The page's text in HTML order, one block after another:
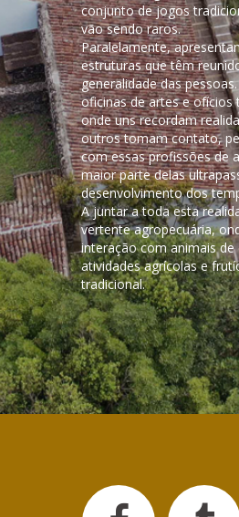
conjunto de jogos
vão sendo raros.
Paralelamente,
estruturas que têm
generalidade das
oficinas de artes e ofícios
onde uns recordam
outros tomam contato,
com essas profissões de
maior parte delas
desenvolvimento dos
A juntar a toda esta
vertente agropecuária,
interação com animais de
atividades agrícolas e
tradicional.